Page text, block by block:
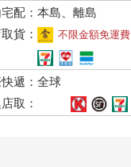
配：本島、離島
貨：
不限金額免運費
遞：全球
取：